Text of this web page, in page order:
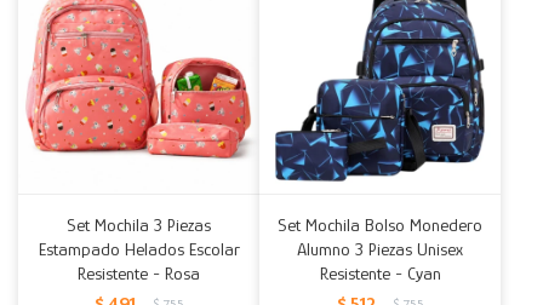
Set Mochila 3 Piezas
Estampado Helados Escolar
Resistente - Rosa
Set Mochila Bolso Monedero
Alumno 3 Piezas Unisex
Resistente - Cyan